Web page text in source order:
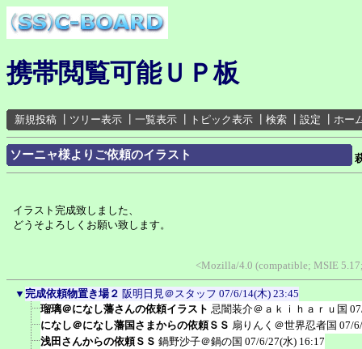
携帯閲覧可能ＵＰ板
新規投稿 ツリー表示 一覧表示 トピック表示 検索 設定 ホー
ソーニャ様よりご依頼のイラスト
イラスト完成致しました、
どうそよろしくお願い致します。
<Mozilla/4.0 (compatible; MSIE
▼ 完成依頼物置き場２ 阪明日見＠スタッフ 07/6/14(木) 23:45
瑠璃＠になし藩さんの依頼イラスト 忌闇装介＠ａｋｉｈａｒｕ国
になし＠になし藩国さまからの依頼ＳＳ 扇りんく＠世界忍者国 07/
浅田さんからの依頼ＳＳ 鍋野沙子＠鍋の国 07/6/27(水) 16:17